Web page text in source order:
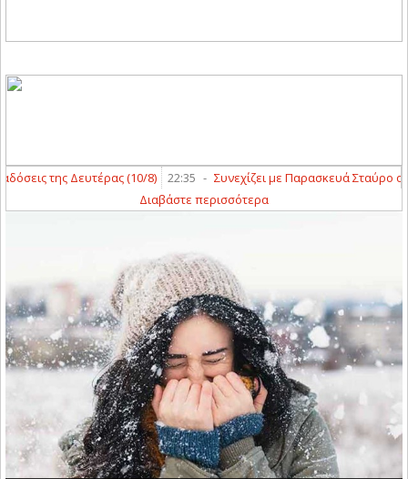
της Δευτέρας (10/8) 22:35 - Συνεχίζει με Παρασκευά Σταύρο ο
Διαβάστε περισσότερα